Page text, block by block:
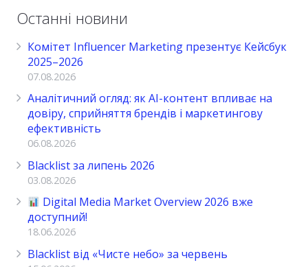
Останні новини
Комітет Influencer Marketing презентує Кейсбук
2025–2026
07.08.2026
Аналітичний огляд: як AI-контент впливає на
довіру, сприйняття брендів і маркетингову
ефективність
06.08.2026
Blacklist за липень 2026
03.08.2026
Digital Media Market Overview 2026 вже
доступний!
18.06.2026
Blacklist від «Чисте небо» за червень